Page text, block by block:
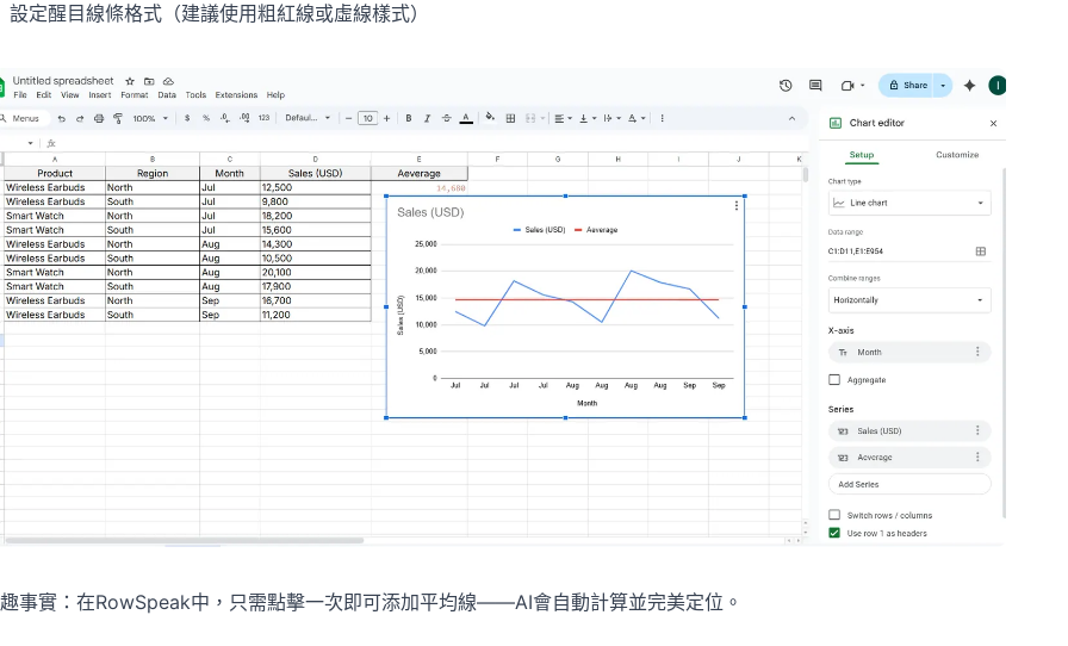
設定醒目線條格式（建議使用粗紅線或虛線樣式）
事實：在RowSpeak中，只需點擊一次即可添加平均線——AI會自動計算並完美定位。